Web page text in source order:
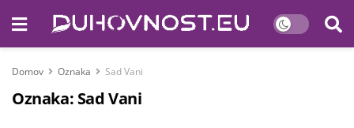
Domov Oznaka Sad Vani
Oznaka: Sad Vani